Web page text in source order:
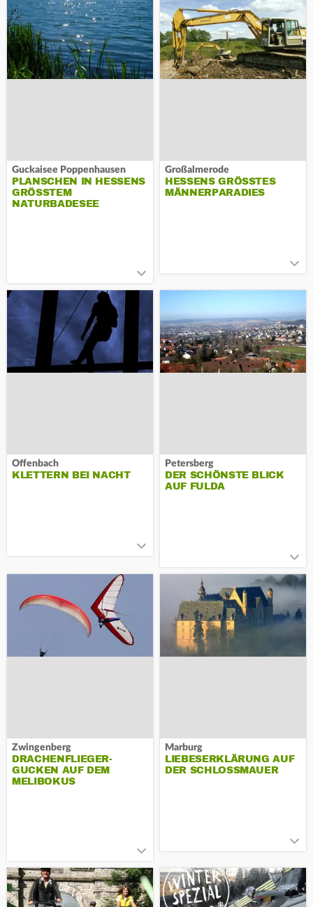
Guckaisee Poppenhausen
PLANSCHEN IN HESSENS
GRÖSSTEM N
ATURBADESEE
Großalmerode
HESSENS GRÖSSTES M
ÄNNERPARADIES
Offenbach
KLETTERN BEI NACHT
Petersberg
DER SCHÖNSTE BLICK
AUF FULDA
Zwingenberg
DRACHENFLIEGER-
GUCKEN AUF DEM
MELIBOKUS
Marburg
LIEBESERKLÄRUNG AUF
DER SCHLOSSMAUER